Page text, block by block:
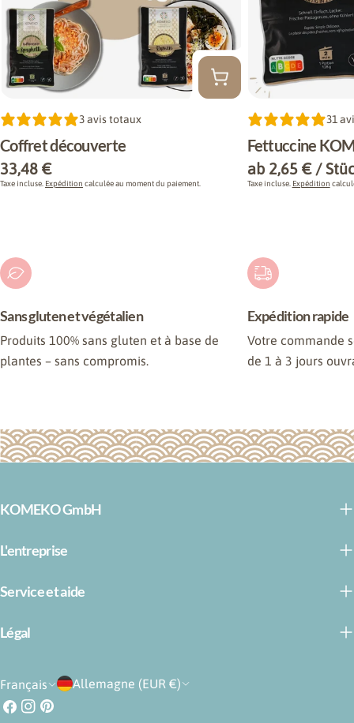
Taper: 3 avis totaux
Coffret découverte
Prix
33,48 €
Taxe incluse. Expédition calculée au moment du paiement.
Taper: 31
Fettuccine
Prix
ab 2,65 € /
Taxe incluse. Expédition
Sans gluten et végétalien
Produits 100% sans gluten et à base de
plantes – sans compromis.
Expédition rapide
Votre commande
de 1 à 3 jours
KOMEKO GmbH
L'entreprise
Service et aide
Légal
L
a
Français
P
Allemagne (EUR €)
Facebook
Instagram
Pinterest